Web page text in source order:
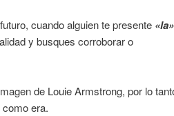
cuando alguien te presente «la»
y busques corroborar o
de Louie Armstrong, por lo
era.